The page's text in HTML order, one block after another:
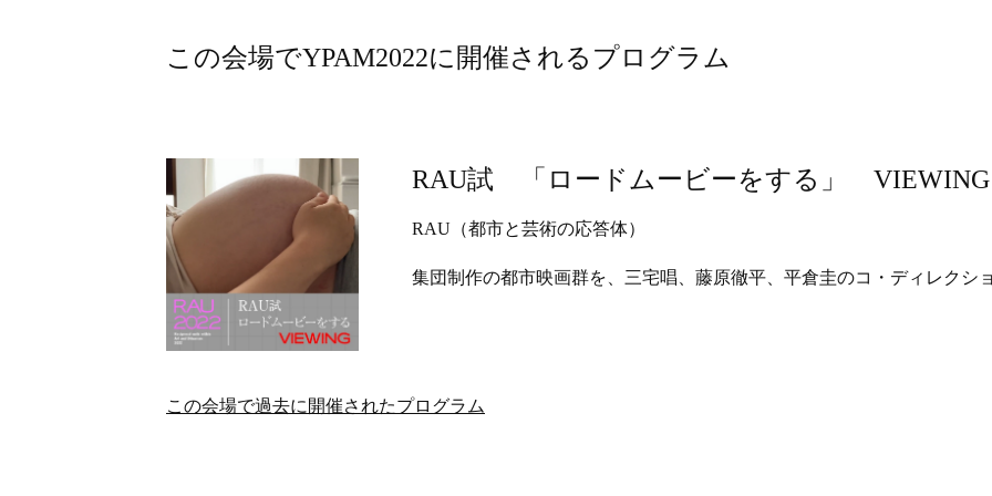
この会場でYPAM2022に開催されるプログラム
RAU試 「ロードムービーをする」 VIEWING
RAU（都市と芸術の応答体）
集団制作の都市映画群を、三宅唱、藤原徹平、平倉圭のコ・ディレクシ
この会場で過去に開催されたプログラム